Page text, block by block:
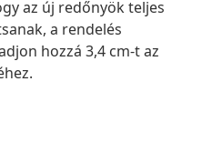
az új redőnyök teljes
a rendelés
hozzá 3,4 cm-t az